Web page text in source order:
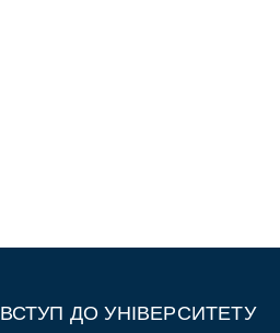
ВСТУП ДО УНІВЕРСИТЕТУ